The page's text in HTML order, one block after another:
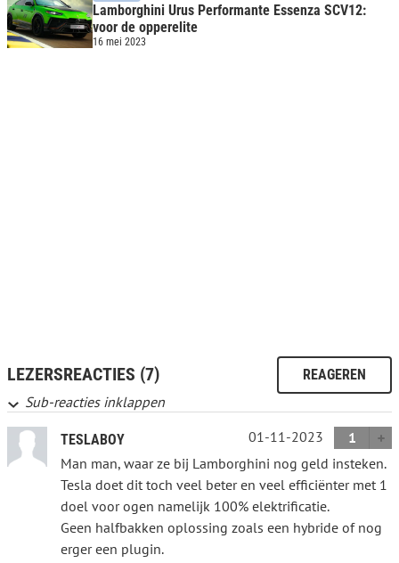
Lamborghini Urus Performante Essenza SCV12:
voor de opperelite
16 mei 2023
LEZERSREACTIES (7) REAGEREN
Sub-reacties inklappen
TESLABOY 01-11-2023
1
Man man, waar ze bij Lamborghini nog geld insteken.
Tesla doet dit toch veel beter en veel efficiënter met 1
doel voor ogen namelijk 100% elektrificatie.
Geen halfbakken oplossing zoals een hybride of nog
erger een plugin.